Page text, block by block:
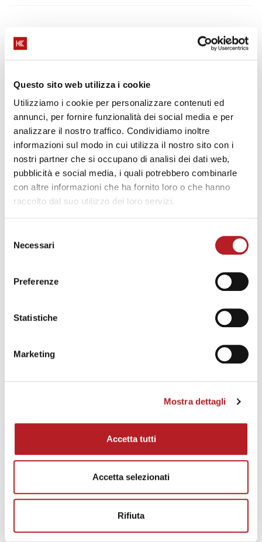
Questo sito web utilizza i cookie
Utilizziamo i cookie per personalizzare contenuti ed
annunci, per fornire funzionalità dei social media e per
analizzare il nostro traffico. Condividiamo inoltre
informazioni sul modo in cui utilizza il nostro sito con i
nostri partner che si occupano di analisi dei dati web,
pubblicità e social media, i quali potrebbero combinarle
con altre informazioni che ha fornito loro o che hanno
raccolto dal suo utilizzo dei loro servizi.
delNecessari
Preferenze
Statistiche
Marketing
Mostra dettagli
Accetta tutti
Accetta selezionati
Rifiuta
Sostituzione degli infissi con o senza opere
TI POTREBBE PIACERE
Estate e comfort abitativo: il
CONSIGLI
Finestra nella doccia: soluzioni,
materiali e consigli pratici
Scritto da Korus